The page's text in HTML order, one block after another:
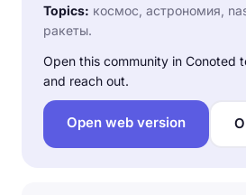
Topics: космос, астрономия,
ракеты.
Open this community in Conoted
and reach out.
Open web version